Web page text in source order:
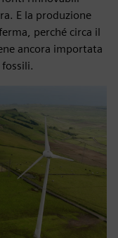
E la produzione
perché circa il
ancora importata